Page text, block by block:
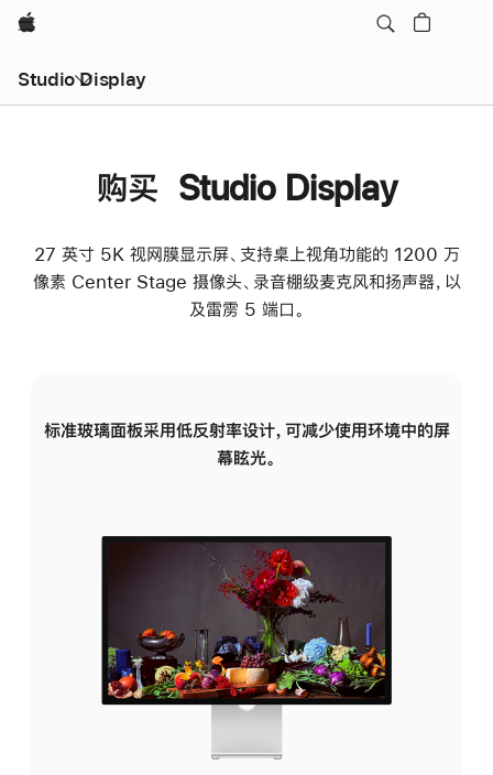
Apple
Studio Display
购买 Studio Display
27 英寸 5K 视网膜显示屏、支持桌上视角功能的 1200 万
像素 Center Stage 摄像头、录音棚级麦克风和扬声器，以
及雷雳 5 端口。
标准玻璃面板采用低反射率设计，可减少使用环境中的屏
幕眩光。